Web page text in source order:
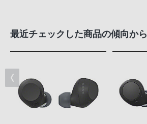
最近チェックした商品の傾向から